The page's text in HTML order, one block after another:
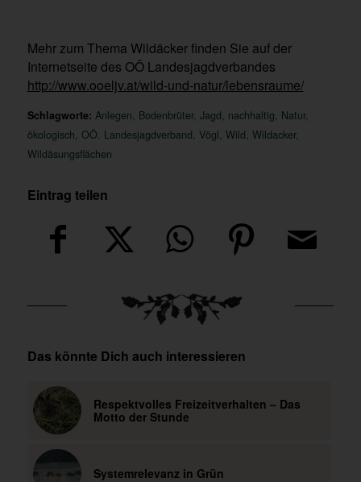
Mehr zum Thema Wildäcker finden Sie auf der
Internetseite des OÖ Landesjagdverbandes
http://www.ooeljv.at/wild-und-natur/lebensraume/
Schlagworte: Anlegen, Bodenbrüter, Jagd, nachhaltig, Natur,
ökologisch, OÖ. Landesjagdverband, Vögl, Wild, Wildacker,
Wildäsungsflächen
Eintrag teilen
Das könnte Dich auch interessieren
Respektvolles Freizeitverhalten – Das
Motto der Stunde
Systemrelevanz in Grün